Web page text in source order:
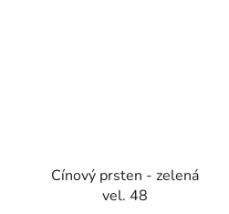
Cínový prsten - zelená
vel. 48